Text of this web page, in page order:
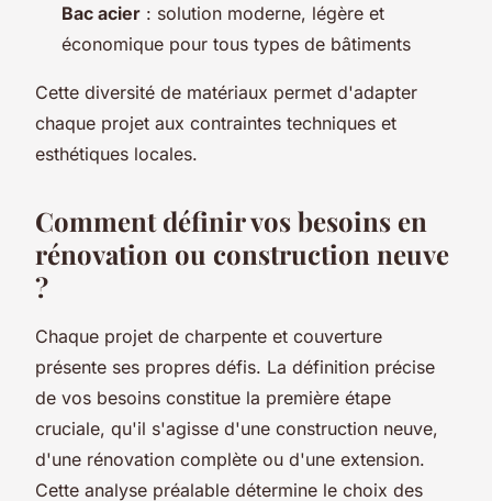
Bac acier : solution moderne, légère et
économique pour tous types de bâtiments
Cette diversité de matériaux permet d'adapter
chaque projet aux contraintes techniques et
esthétiques locales.
Comment définir vos besoins en
rénovation ou construction neuve
?
Chaque projet de charpente et couverture
présente ses propres défis. La définition précise
de vos besoins constitue la première étape
cruciale, qu'il s'agisse d'une construction neuve,
d'une rénovation complète ou d'une extension.
Cette analyse préalable détermine le choix des